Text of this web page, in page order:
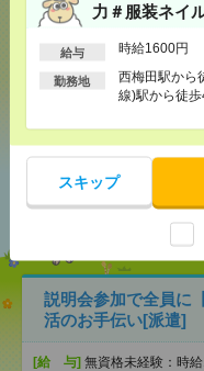
力＃服装ネイ
給与 時給1600円
勤務地
西梅田駅から
線)駅から徒歩
スキップ
メール
あなたの閲
おす
説明会参加で全員に
活のお手伝い[派遣]
[給 与] 無資格未経験：時